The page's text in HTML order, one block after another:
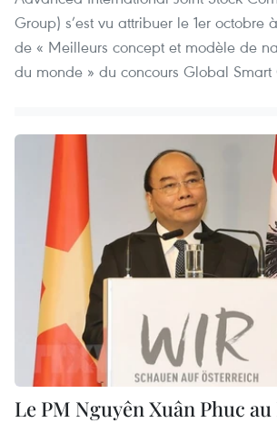
Group) s’est vu attribuer le 1er octobre
de « Meilleurs concept et modèle de
du monde » du concours Global Smart
Le PM Nguyên Xuân Phuc